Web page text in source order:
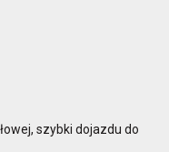
szybki dojazdu do